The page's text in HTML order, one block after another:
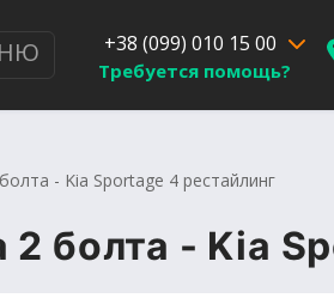
+38 (099) 010 15 00
Требуется помощь?
- Kia Sportage 4 рестайлинг
болта - Kia